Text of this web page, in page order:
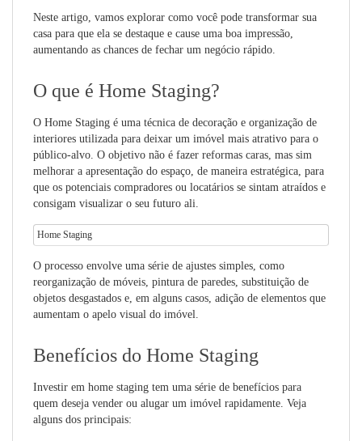
Neste artigo, vamos explorar como você pode transformar sua
casa para que ela se destaque e cause uma boa impressão,
aumentando as chances de fechar um negócio rápido.
O que é Home Staging?
O Home Staging é uma técnica de decoração e organização de
interiores utilizada para deixar um imóvel mais atrativo para o
público-alvo. O objetivo não é fazer reformas caras, mas sim
melhorar a apresentação do espaço, de maneira estratégica, para
que os potenciais compradores ou locatários se sintam atraídos e
consigam visualizar o seu futuro ali.
Home Staging
O processo envolve uma série de ajustes simples, como
reorganização de móveis, pintura de paredes, substituição de
objetos desgastados e, em alguns casos, adição de elementos que
aumentam o apelo visual do imóvel.
Benefícios do Home Staging
Investir em home staging tem uma série de benefícios para
quem deseja vender ou alugar um imóvel rapidamente. Veja
alguns dos principais: